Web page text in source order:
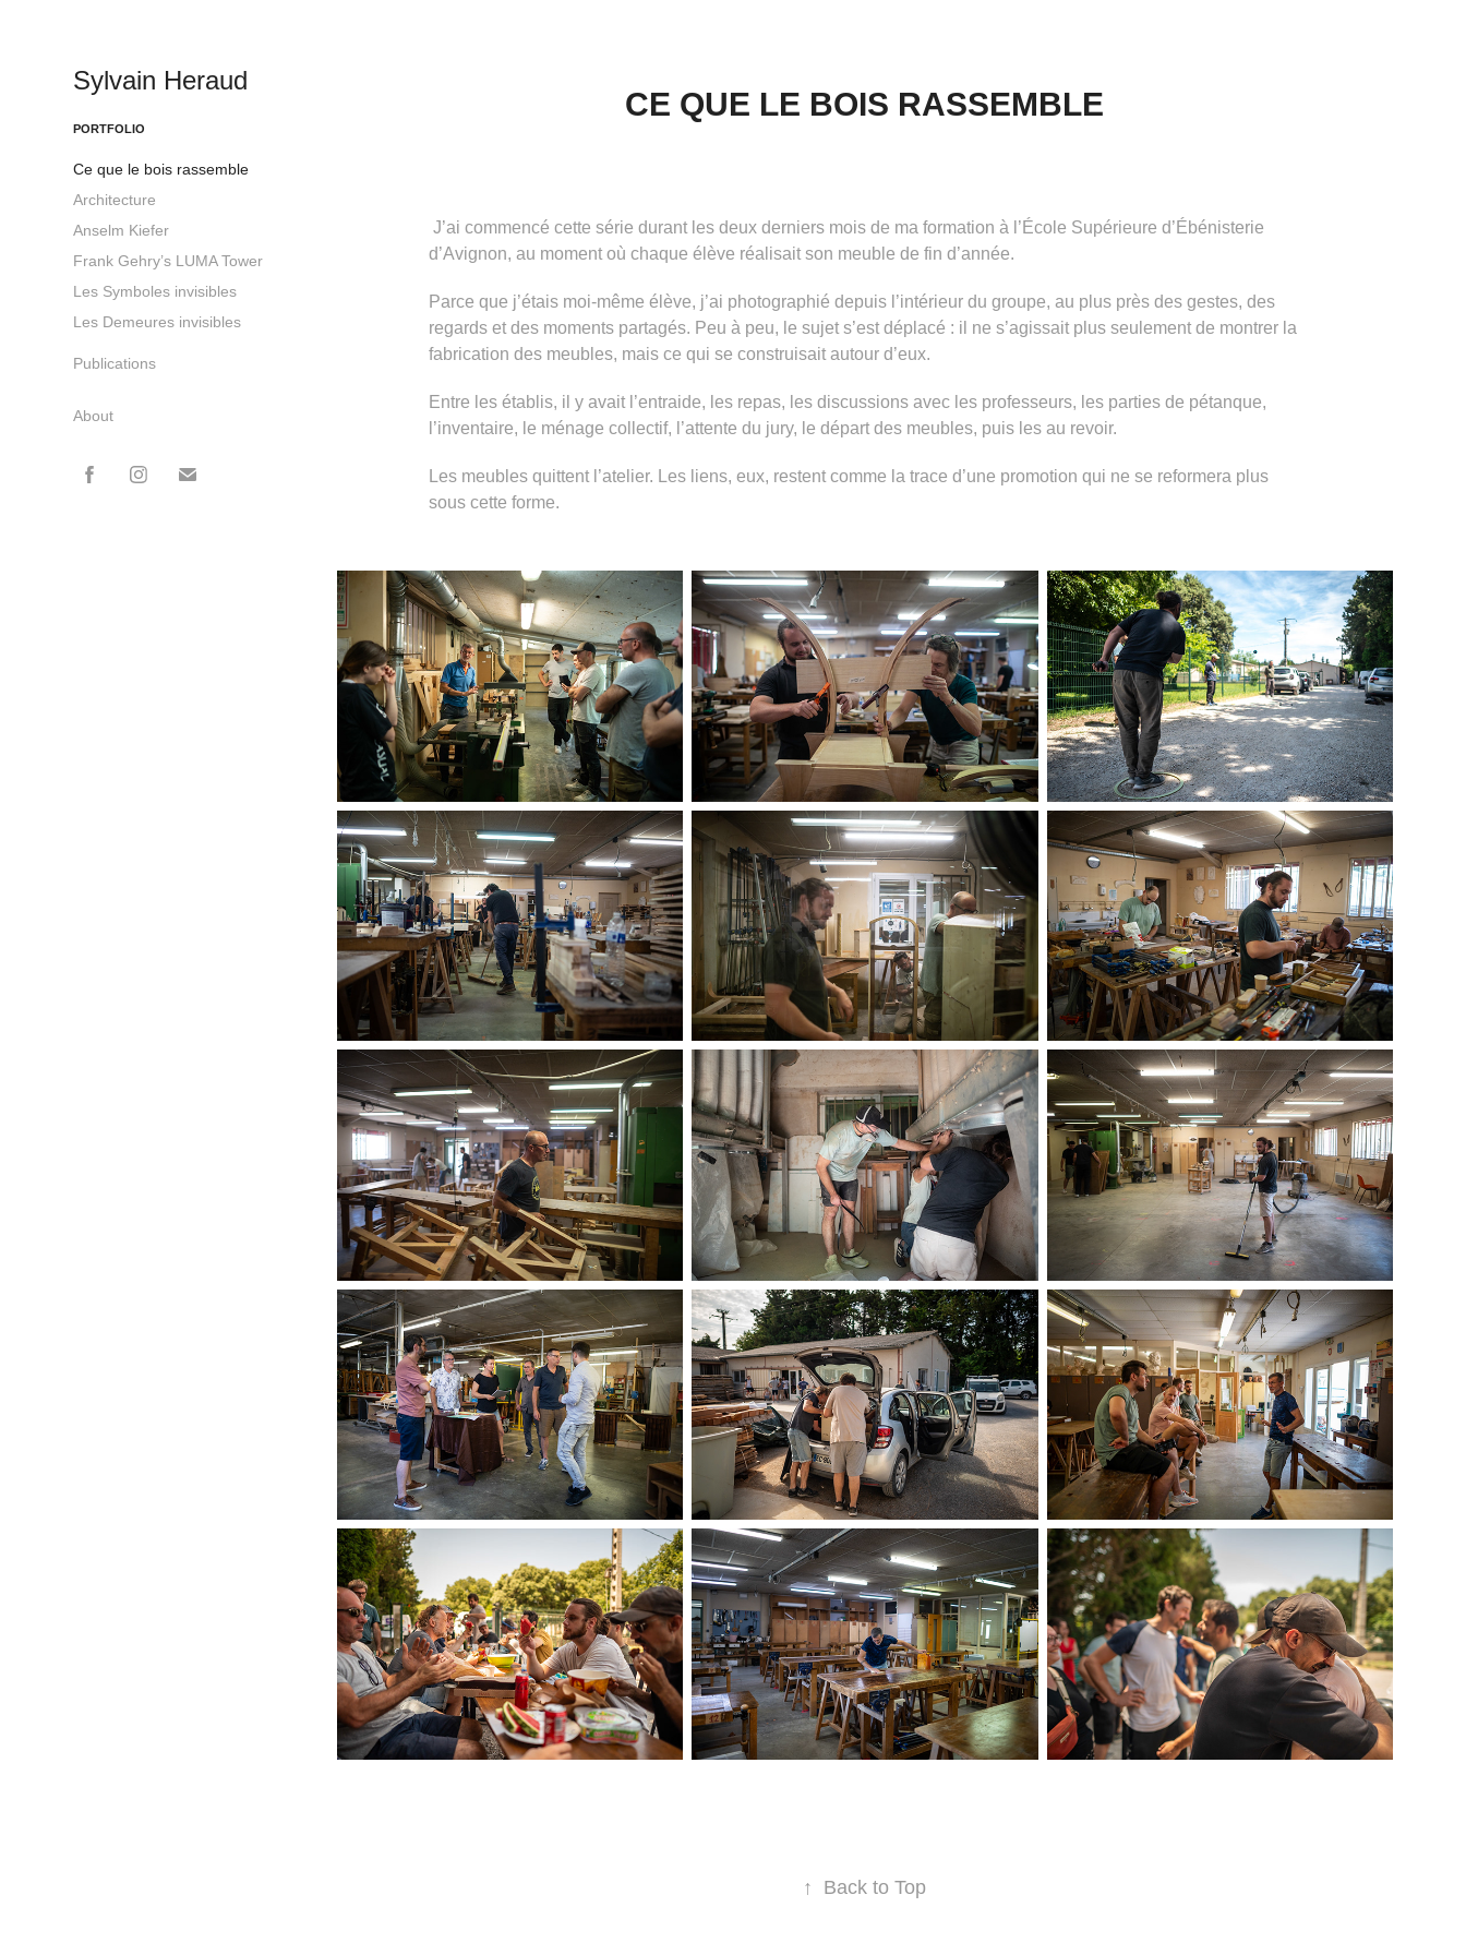
Sylvain Heraud
PORTFOLIO
Ce que le bois rassemble
Architecture
Anselm Kiefer
Frank Gehry’s LUMA Tower
Les Symboles invisibles
Les Demeures invisibles
Publications
About
CE QUE LE BOIS RASSEMBLE
J’ai commencé cette série durant les deux derniers mois de ma formation à l’École Supérieure d’Ébénisterie
d’Avignon, au moment où chaque élève réalisait son meuble de fin d’année.
Parce que j’étais moi-même élève, j’ai photographié depuis l’intérieur du groupe, au plus près des gestes, des
regards et des moments partagés. Peu à peu, le sujet s’est déplacé : il ne s’agissait plus seulement de montrer la
fabrication des meubles, mais ce qui se construisait autour d’eux.
Entre les établis, il y avait l’entraide, les repas, les discussions avec les professeurs, les parties de pétanque,
l’inventaire, le ménage collectif, l’attente du jury, le départ des meubles, puis les au revoir.
Les meubles quittent l’atelier. Les liens, eux, restent comme la trace d’une promotion qui ne se reformera plus
sous cette forme.
↑ Back to Top